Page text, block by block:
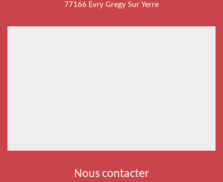
77166 Evry Gregy Sur Yerre
Nous contacter